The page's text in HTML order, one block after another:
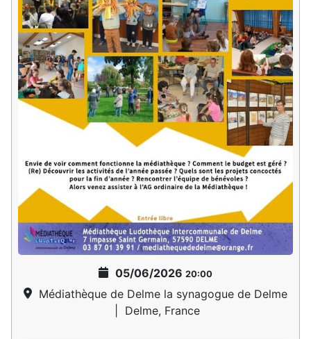
05/06/2026 20:00
Médiathèque de Delme la synagogue de Delme
Delme, France